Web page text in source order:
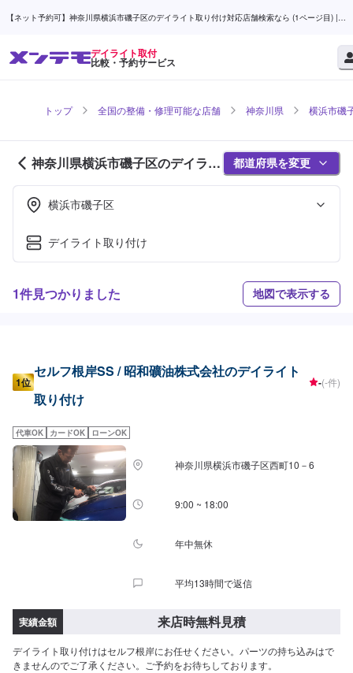
【ネット予約可】神奈川県横浜市磯子区のデイライト取り付け対応店舗検索なら (1ページ目) |
デイライト取付
比較・予約サービス
トップ 全国の整備・修理可能な店舗 神奈川県 横浜市磯
神奈川県横浜市磯子区のデイライ
ト取付対応店舗紹介 (1ページ目)
都道府県を変更
横浜市磯子区
デイライト取り付け
1件見つかりました 地図で表示する
1位
セルフ根岸SS / 昭和礦油株式会社のデイライト
取り付け
-(-件)
代車OK カードOK ローンOK
神奈川県横浜市磯子区西町10－6
9:00 ~ 18:00
年中無休
平均13時間で返信
実績金額 来店時無料見積
デイライト取り付けはセルフ根岸にお任せください。パーツの持ち込みはで
きませんのでご了承ください。ご予約をお待ちしております。